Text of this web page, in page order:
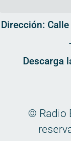
Dirección:
Descarga
© Radio